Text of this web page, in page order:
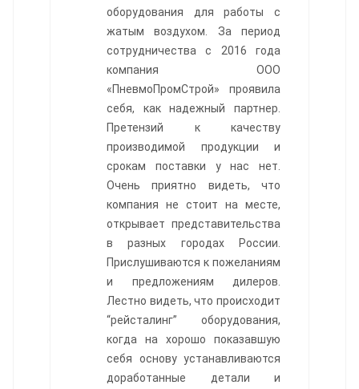
оборудования для работы с
жатым воздухом. За период
сотрудничества с 2016 года
компания ООО
«ПневмоПромСтрой» проявила
себя, как надежный партнер.
Претензий к качеству
производимой продукции и
срокам поставки у нас нет.
Очень приятно видеть, что
компания не стоит на месте,
открывает представительства
в разных городах России.
Прислушиваются к пожеланиям
и предложениям дилеров.
Лестно видеть, что происходит
“рейсталинг” оборудования,
когда на хорошо показавшую
себя основу устанавливаются
доработанные детали и